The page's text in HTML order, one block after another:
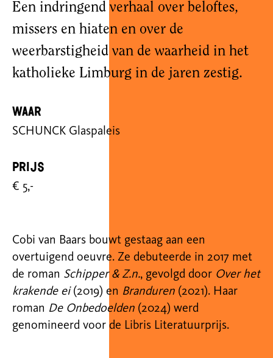
Een indringend verhaal over beloftes,
missers en hiaten en over de
weerbarstigheid van de waarheid in het
katholieke Limburg in de jaren zestig.
Waar
SCHUNCK Glaspaleis
Prijs
€ 5,-
Cobi van Baars bouwt gestaag aan een
overtuigend oeuvre. Ze debuteerde in 2017 met
de roman Schipper & Z.n., gevolgd door Over het
krakende ei(2019) en Branduren (2021). Haar
roman De Onbedoelden (2024) werd
genomineerd voor de Libris Literatuurprijs.